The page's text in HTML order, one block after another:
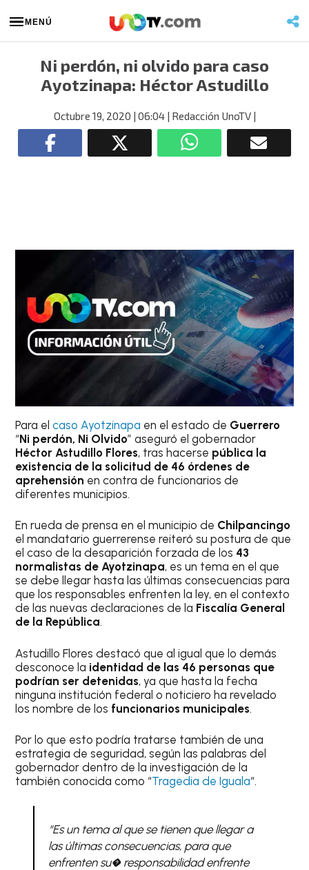
MENÚ
Ni perdón, ni olvido para caso
Ayotzinapa: Héctor Astudillo
Octubre 19, 2020 | 06:04| Redacción UnoTV|
Para elcaso Ayotzinapa en el estado de Guerrero
“Ni perdón, Ni Olvido” aseguró el gobernador
Héctor Astudillo Flores, tras hacerse pública la
existencia de la solicitud de 46 órdenes de
aprehensión en contra de funcionarios de
diferentes municipios.
En rueda de prensa en el municipio de Chilpancingo
el mandatario guerrerense reiteró su postura de que
el caso de la desaparición forzada de los 43
normalistas de Ayotzinapa, es un tema en el que
se debe llegar hasta las últimas consecuencias para
que los responsables enfrenten la ley, en el contexto
de las nuevas declaraciones de la Fiscalía General
de la República.
Astudillo Flores destacó que al igual que lo demás
desconoce la identidad de las 46 personas que
podrían ser detenidas, ya que hasta la fecha
ninguna institución federal o noticiero ha revelado
los nombre de los funcionarios municipales.
Por lo que esto podría tratarse también de una
estrategia de seguridad, según las palabras del
gobernador dentro de la investigación de la
también conocida como “Tragedia de Iguala“.
“Es un tema al que se tienen que llegar a
las últimas consecuencias, para que
enfrenten su� responsabilidad enfrente